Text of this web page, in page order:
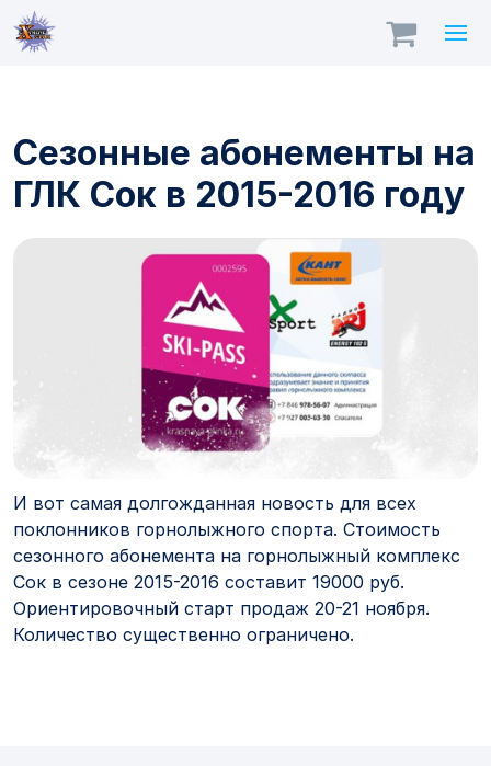
Сезонные абонементы на
ГЛК Сок в 2015-2016 году
И вот самая долгожданная новость для всех
поклонников горнолыжного спорта. Стоимость
сезонного абонемента на горнолыжный комплекс
Сок в сезоне 2015-2016 составит 19000 руб.
Ориентировочный старт продаж 20-21 ноября.
Количество существенно ограничено.